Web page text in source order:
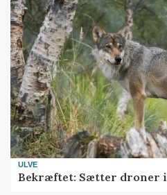
ULVE
Bekræftet: Sætter droner